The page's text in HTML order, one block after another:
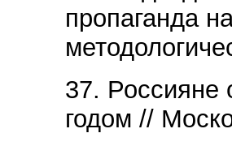
пропаганда
37. Россияне
годом //